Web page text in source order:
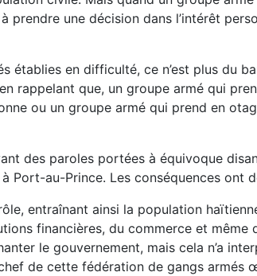
une décision dans l’intérêt
en difficulté, ce n’est plus du
rappelant que, un groupe armé qui
ou un groupe armé qui prend en
des paroles portées à équivoque
Port-au-Prince. Les conséquences ont
entraînant ainsi la population
financières, du commerce et même
le gouvernement, mais cela n’a
de cette fédération de gangs armés